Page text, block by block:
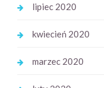
lipiec 2020
kwiecień 2020
marzec 2020